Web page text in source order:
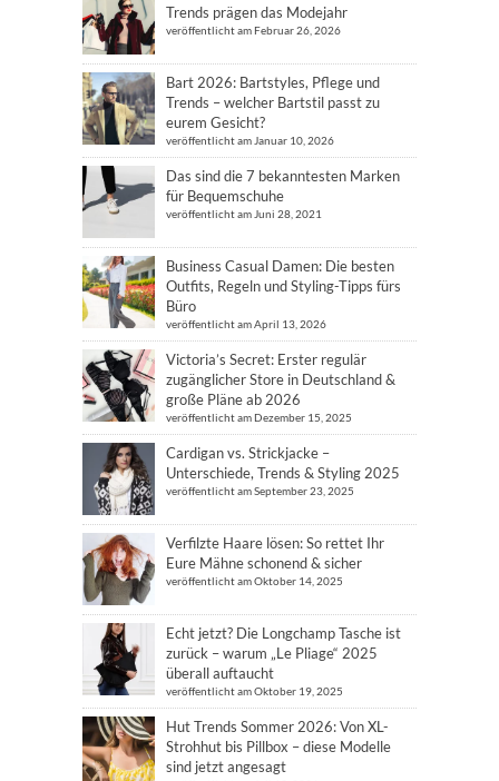
Trends prägen das Modejahr
veröffentlicht am Februar 26, 2026
Bart 2026: Bartstyles, Pflege und
Trends – welcher Bartstil passt zu
eurem Gesicht?
veröffentlicht am Januar 10, 2026
Das sind die 7 bekanntesten Marken
für Bequemschuhe
veröffentlicht am Juni 28, 2021
Business Casual Damen: Die besten
Outfits, Regeln und Styling-Tipps fürs
Büro
veröffentlicht am April 13, 2026
Victoria’s Secret: Erster regulär
zugänglicher Store in Deutschland &
große Pläne ab 2026
veröffentlicht am Dezember 15, 2025
Cardigan vs. Strickjacke –
Unterschiede, Trends & Styling 2025
veröffentlicht am September 23, 2025
Verfilzte Haare lösen: So rettet Ihr
Eure Mähne schonend & sicher
veröffentlicht am Oktober 14, 2025
Echt jetzt? Die Longchamp Tasche ist
zurück – warum „Le Pliage“ 2025
überall auftaucht
veröffentlicht am Oktober 19, 2025
Hut Trends Sommer 2026: Von XL-
Strohhut bis Pillbox – diese Modelle
sind jetzt angesagt